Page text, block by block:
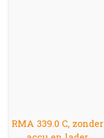
RMA 339.0 C, zonder